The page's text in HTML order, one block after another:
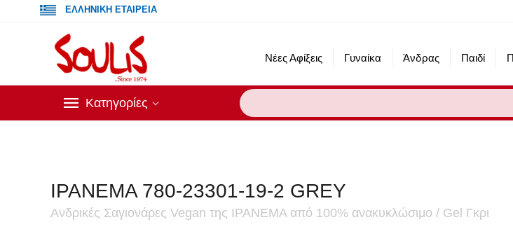
ΕΛΛΗΝΙΚΗ ΕΤΑΙΡΕΙΑ
Νέες Αφίξεις Γυναίκα Άνδρας Παιδί
Κατηγορίες
Οι
IPANEMA 780-23301-19-2 GREY
Ανδρικές Σαγιονάρες Vegan της IPANEMA από 100% ανακυκλώσιμο / Gel Γκρι